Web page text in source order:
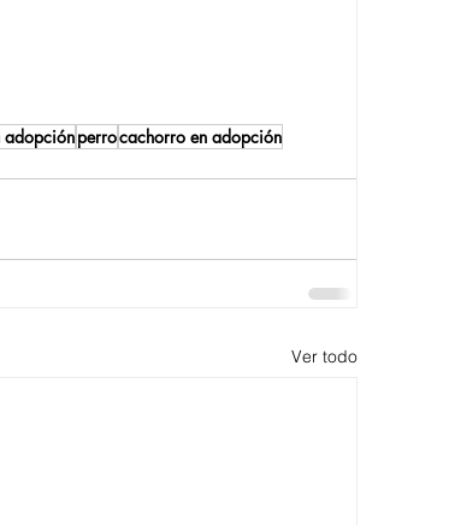
adopciónperrocachorro en adopción
Ver todo